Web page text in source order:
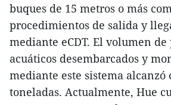
buques de 15 metros o más
procedimientos de salida y
mediante eCDT. El volumen de
acuáticos desembarcados y
mediante este sistema alcanzó
toneladas. Actualmente, Hue